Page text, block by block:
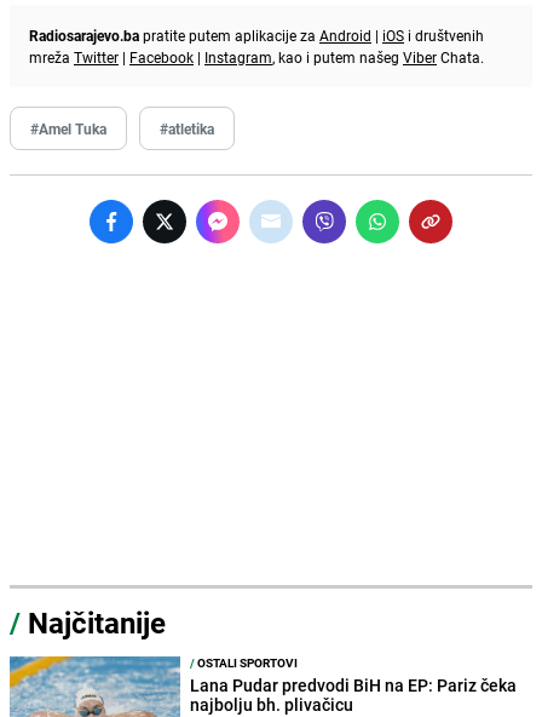
Radiosarajevo.bapratite putem aplikacije za Android | iOS i društvenih
mreža Twitter | Facebook | Instagram, kao i putem našeg ViberChata.
#Amel Tuka #atletika
/ Najčitanije
/OSTALI SPORTOVI
Lana Pudar predvodi BiH na EP: Pariz čeka
najbolju bh. plivačicu